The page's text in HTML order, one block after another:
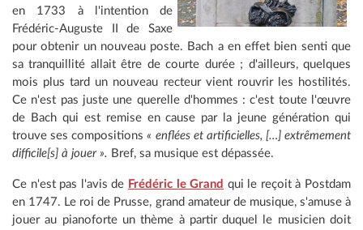
en 1733 à l'intention de
Frédéric-Auguste II de Saxe
pour obtenir un nouveau poste. Bach a en effet bien senti que
sa tranquillité allait être de courte durée ; d'ailleurs, quelques
mois plus tard un nouveau recteur vient rouvrir les hostilités.
Ce n'est pas juste une querelle d'hommes : c'est toute l'œuvre
de Bach qui est remise en cause par la jeune génération qui
trouve ses compositions« enflées et artificielles, […] extrêmement
difficile[s] à jouer ». Bref, sa musique est dépassée.
Ce n'est pas l'avis de Frédéric le Grand qui le reçoit à Postdam
en 1747. Le roi de Prusse, grand amateur de musique, s'amuse à
jouer au pianoforte un thème à partir duquel le musicien doit